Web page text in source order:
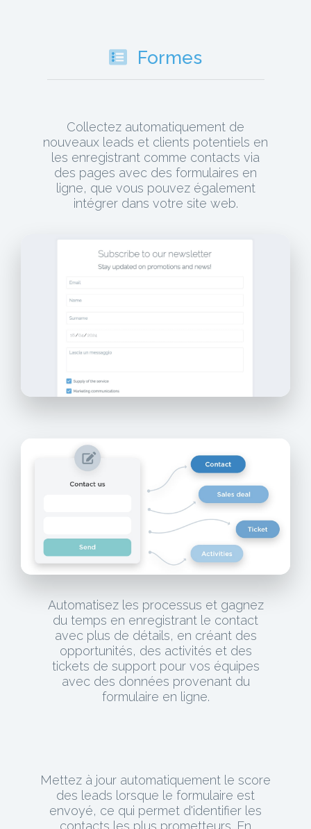
Formes
Collectez automatiquement de
nouveaux leads et clients potentiels en
les enregistrant comme contacts via
des pages avec des formulaires en
ligne, que vous pouvez également
intégrer dans votre site web.
Automatisez les processus et gagnez
du temps en enregistrant le contact
avec plus de détails, en créant des
opportunités, des activités et des
tickets de support pour vos équipes
avec des données provenant du
formulaire en ligne.
Mettez à jour automatiquement le score
des leads lorsque le formulaire est
envoyé, ce qui permet d'identifier les
contacts les plus prometteurs. En